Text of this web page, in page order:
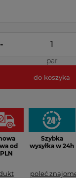
-
par
do koszyka
od
Szybka
wysyłka w 24h
poleć